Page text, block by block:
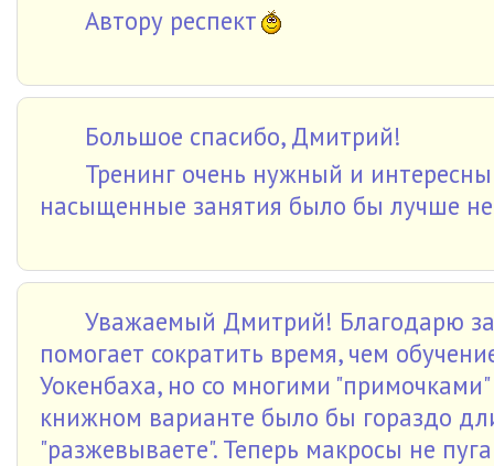
Автору респект
Большое спасибо, Дмитрий!
Тренинг очень нужный и
насыщенные занятия было бы лучше
Уважаемый Дмитрий! Благодарю
помогает сократить время, чем
Уокенбаха, но со многими
книжном варианте было бы гораздо
"разжевываете". Теперь макросы не